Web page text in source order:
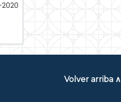
Volver arriba ∧